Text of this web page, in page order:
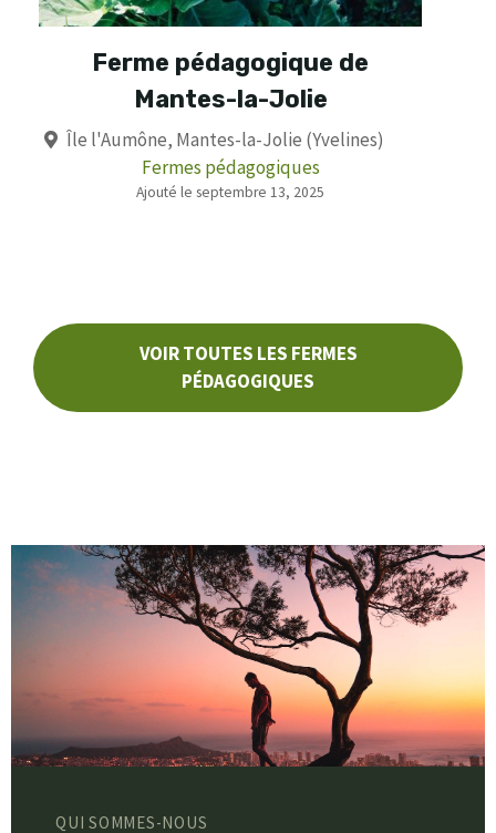
Ferme pédagogique de
Mantes-la-Jolie
Île l'Aumône, Mantes-la-Jolie (Yvelines)
Fermes pédagogiques
Ajouté le septembre 13, 2025
VOIR TOUTES LES FERMES
PÉDAGOGIQUES
QUI SOMMES-NOUS